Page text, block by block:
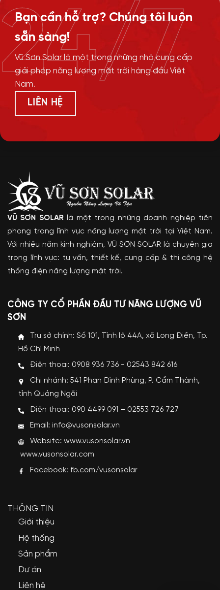
Bạn cần hỗ trợ? Chúng tôi luôn
sẵn sàng!
Vũ Sơn Solar là một trong những nhà cung cấp
giải pháp năng lượng mặt trời hàng đầu Việt
Nam.
LIÊN HỆ
24/7
VŨ SƠN SOLAR là một trong những doanh nghiệp tiên
phong trong lĩnh vực năng lượng mặt trời tại Việt Nam.
Với nhiều năm kinh nghiệm, VŨ SƠN SOLAR là chuyên gia
trong lĩnh vực: tư vấn, thiết kế, cung cấp & thi công hệ
thống điện năng lượng mặt trời.
CÔNG TY CỔ PHẦN ĐẦU TƯ NĂNG LƯỢNG VŨ
SƠN
Trụ sở chính: Số 101, Tỉnh lộ 44A, xã Long Điền, Tp.
Hồ Chí Minh
Điện thoại: 0908 936 736 - 02543 842 616
Chi nhánh: 541 Phan Đình Phùng, P. Cẩm Thành,
tỉnh Quảng Ngãi
Điện thoại: 090 4499 091 – 02553 726 727
Email: info@vusonsolar.vn
Website:www.vusonsolar.vn
www.vusonsolar.com
Facebook: fb.com/vusonsolar
THÔNG TIN
Giới thiệu
Hệ thống
Sản phẩm
Dự án
Liên hệ